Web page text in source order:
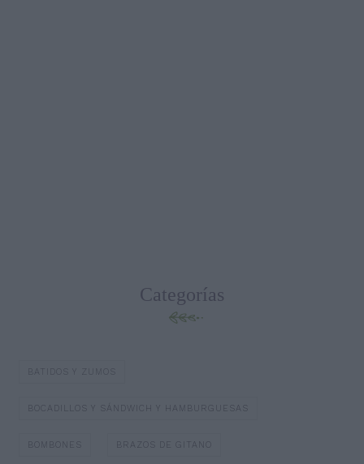
Categorías
BATIDOS Y ZUMOS
BOCADILLOS Y SÁNDWICH Y HAMBURGUESAS
BOMBONES BRAZOS DE GITANO